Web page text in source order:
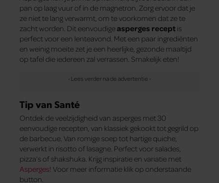
pan op laag vuur of in de magnetron. Zorg ervoor dat je
ze niet te lang verwarmt, om te voorkomen dat ze te
zacht worden. Dit eenvoudigeasperges recept is
perfect voor een lenteavond. Met een paar ingrediënten
en weinig moeite zet je een heerlijke, gezonde maaltijd
op tafel die iedereen zal verrassen. Smakelijk eten!
Tip van Santé
Ontdek de veelzijdigheid van asperges met 30
eenvoudige recepten, van klassiek gekookt tot gegrild op
de barbecue. Van romige soep tot hartige quiche,
verwerkt in risotto of lasagne. Perfect voor salades,
pizza’s of shakshuka. Krijg inspiratie en variatie met
Asperges! Voor meer informatie klik op onderstaande
button.